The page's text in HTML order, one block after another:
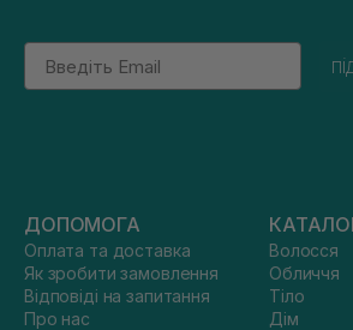
Email
ДОПОМОГА
Оплата та доставка
Як зробити замовлення
Відповіді на запитання
Про нас
Волосся
Обличчя
Тіло
Дім